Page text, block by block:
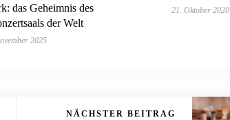
das Geheimnis des
der Welt
2025
21. Oktober 2020
NÄCHSTER BEITRAG